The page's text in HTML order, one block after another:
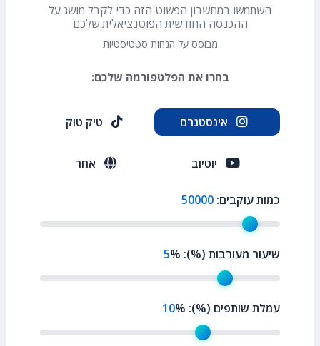
השתמשו במחשבון הפשוט הזה כדי לקבל מושג על
ההכנסה החודשית הפוטנציאלית שלכם
מבוסס על הנחות סטטיסטיות
בחרו את הפלטפורמה שלכם:
אינסטגרם טיק טוק
יוטיוב אחר
כמות עוקבים: 50000
שיעור מעורבות (%): 5%
עמלת שותפים (%): 10%